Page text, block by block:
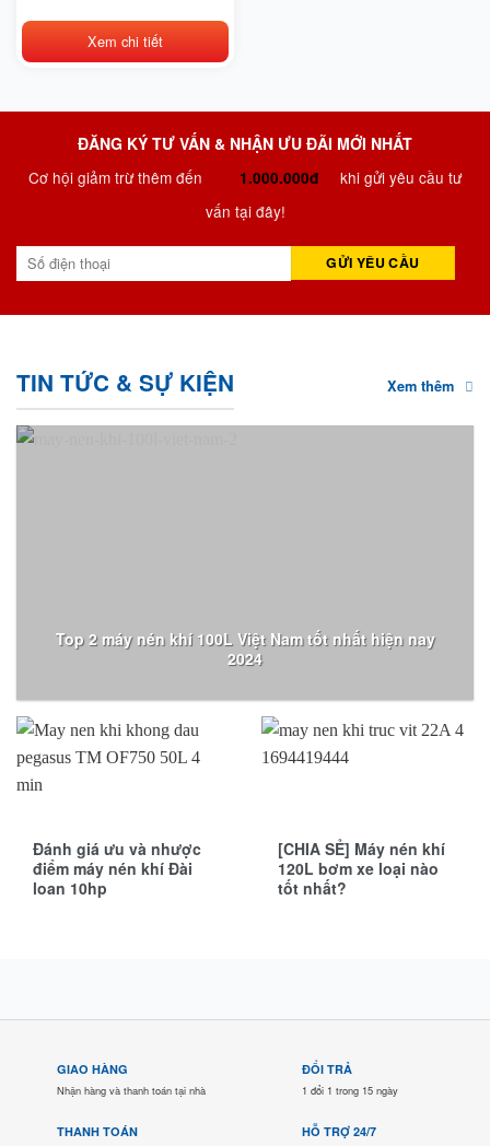
Xem chi tiết
ĐĂNG KÝ TƯ VẤN & NHẬN ƯU ĐÃI MỚI NHẤT
Cơ hội giảm trừ thêm đến
1.000.000đ
khi gửi yêu cầu tư
vấn tại đây!
TIN TỨC & SỰ KIỆN Xem thêm
Top 2 máy nén khí 100L Việt Nam tốt nhất hiện nay
2024
Đánh giá ưu và nhược
điểm máy nén khí Đài
loan 10hp
[CHIA SẺ] Máy nén khí
120L bơm xe loại nào
tốt nhất?
GIAO HÀNG
Nhận hàng và thanh toán tại nhà
ĐỔI TRẢ
1 đổi 1 trong 15 ngày
THANH TOÁN HỖ TRỢ 24/7